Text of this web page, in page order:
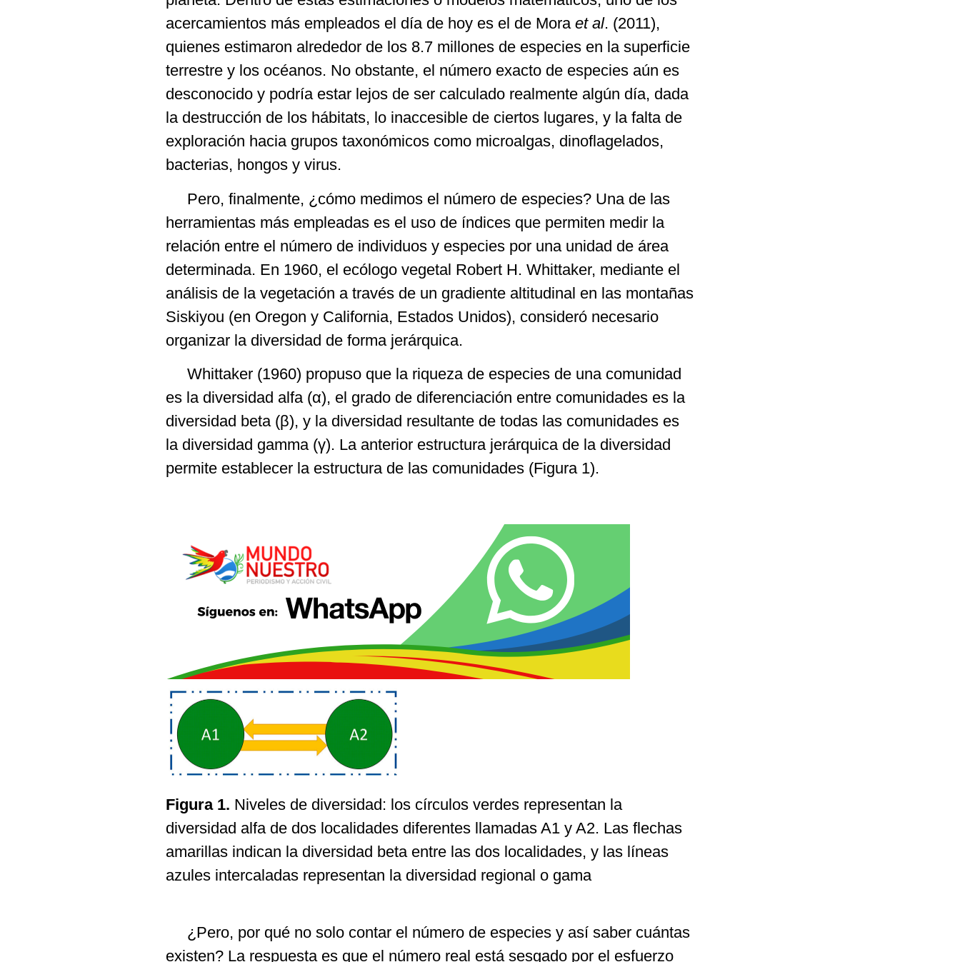
acercamientos más empleados el día de hoy es el de Mora et al. (2011),
quienes estimaron alrededor de los 8.7 millones de especies en la superficie
terrestre y los océanos. No obstante, el número exacto de especies aún es
desconocido y podría estar lejos de ser calculado realmente algún día, dada
la destrucción de los hábitats, lo inaccesible de ciertos lugares, y la falta de
exploración hacia grupos taxonómicos como microalgas, dinoflagelados,
bacterias, hongos y virus.
Pero, finalmente, ¿cómo medimos el número de especies? Una de las
herramientas más empleadas es el uso de índices que permiten medir la
relación entre el número de individuos y especies por una unidad de área
determinada. En 1960, el ecólogo vegetal Robert H. Whittaker, mediante el
análisis de la vegetación a través de un gradiente altitudinal en las montañas
Siskiyou (en Oregon y California, Estados Unidos), consideró necesario
organizar la diversidad de forma jerárquica.
Whittaker (1960) propuso que la riqueza de especies de una comunidad
es la diversidad alfa (α), el grado de diferenciación entre comunidades es la
diversidad beta (β), y la diversidad resultante de todas las comunidades es
la diversidad gamma (γ). La anterior estructura jerárquica de la diversidad
permite establecer la estructura de las comunidades (Figura 1).
Figura 1. Niveles de diversidad: los círculos verdes representan la
diversidad alfa de dos localidades diferentes llamadas A1 y A2. Las flechas
amarillas indican la diversidad beta entre las dos localidades, y las líneas
azules intercaladas representan la diversidad regional o gama
¿Pero, por qué no solo contar el número de especies y así saber cuántas
existen? La respuesta es que el número real está sesgado por el esfuerzo